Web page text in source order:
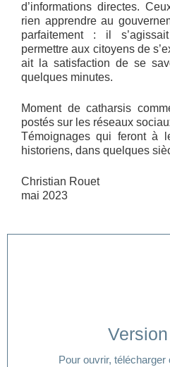
d’informations directes.
rien apprendre au
parfaitement : il
permettre aux citoyens de
ait la satisfaction de se
quelques minutes.
Moment de catharsis
postés sur les réseaux
Témoignages qui feront à
historiens, dans quelques
Christian Rouet
mai 2023
Pour ouvrir,